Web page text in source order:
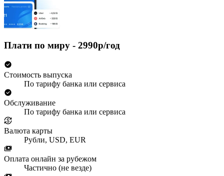
Плати по миру - 2990р/год
Стоимость выпуска
По тарифу банка или сервиса
Обслуживание
По тарифу банка или сервиса
Валюта карты
Рубли, USD, EUR
Оплата онлайн за рубежом
Частично (не везде)